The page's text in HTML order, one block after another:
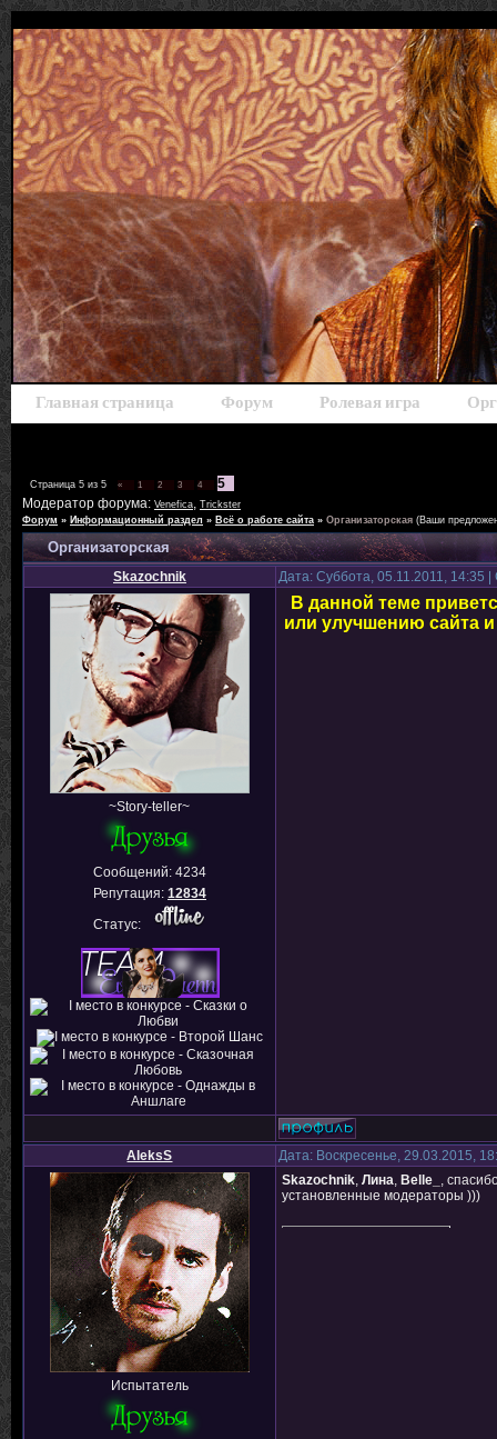
Главная страница Форум Ролевая игра
Страница 5 из 5 « 1 2 3 4
5
Модератор форума: Venefica, Trickster
Форум » Информационный раздел » Всё о работе сайта » Организаторская (Ваши
Организаторская
Skazochnik Дата: Суббота, 05.11.2011, 14:35
~Story-teller~
Сообщений: 4234
Репутация: 12834
Статус:
В данной теме
или улучшению сайта
AleksS Дата: Воскресенье, 29.03.2015,
Испытатель
Skazochnik, Лина, Belle_ ,
установленные модераторы )))